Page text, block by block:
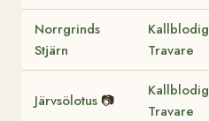
Norrgrinds
Stjärn
Kallblodig
Travare
Järvsölotus 📷
Kallblodig
Travare